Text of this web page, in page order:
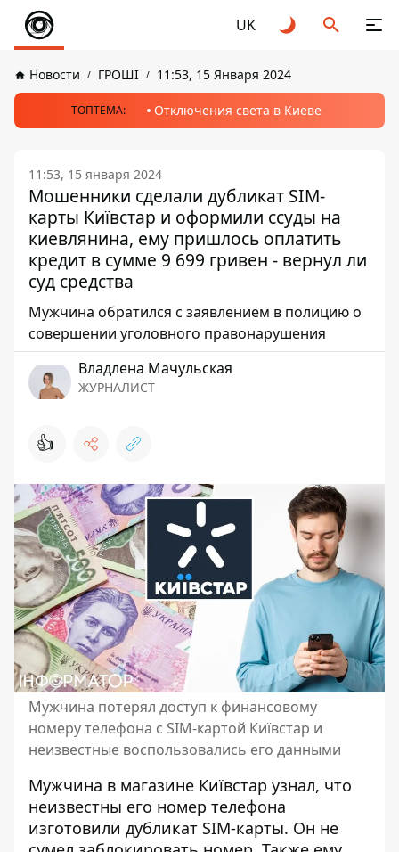
UK
Новости ГРОШІ 11:53, 15 Января 2024
ТОПТЕМА: Отключения света в Киеве
11:53, 15 января 2024
Мошенники сделали дубликат SIM-
карты Київстар и оформили ссуды на
киевлянина, ему пришлось оплатить
кредит в сумме 9 699 гривен - вернул ли
суд средства
Мужчина обратился с заявлением в полицию о
совершении уголовного правонарушения
Владлена Мачульская
ЖУРНАЛИСТ
👍
Мужчина потерял доступ к финансовому
номеру телефона с SIM-картой Київстар и
неизвестные воспользовались его данными
Мужчина в магазине Київстар узнал, что
неизвестны его номер телефона
изготовили дубликат SIM-карты. Он не